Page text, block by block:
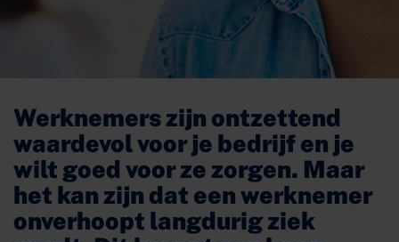
Werknemers zijn ontzettend
waardevol voor je bedrijf en je
wilt goed voor ze zorgen. Maar
het kan zijn dat een werknemer
onverhoopt langdurig ziek